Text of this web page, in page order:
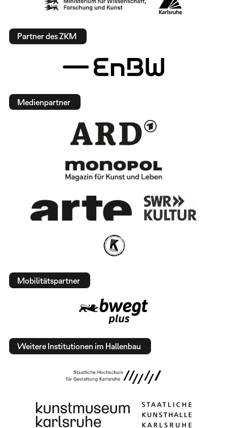
Partner des ZKM
Medienpartner
Mobilitätspartner
Weitere Institutionen im Hallenbau